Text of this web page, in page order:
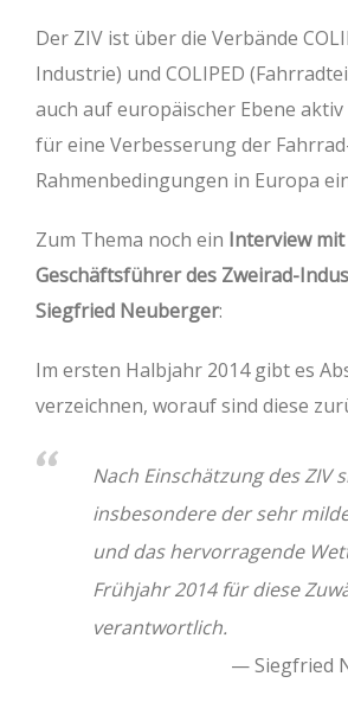
Der ZIV ist über die Verbände
Industrie) und COLIPED
auch auf europäischer Ebene
für eine Verbesserung der
Rahmenbedingungen in Europa
Zum Thema noch ein Interview mit
Geschäftsführer des Zweirad-
Siegfried Neuberger:
Im ersten Halbjahr 2014 gibt es
verzeichnen, worauf sind diese
Nach Einschätzung des ZIV
insbesondere der sehr
und das hervorragende
Frühjahr 2014 für diese
verantwortlich.
Siegfried